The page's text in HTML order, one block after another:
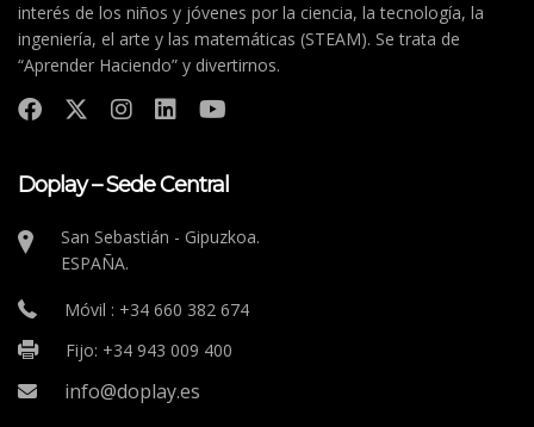
interés de los niños y jóvenes por la ciencia, la tecnología, la
ingeniería, el arte y las matemáticas (STEAM). Se trata de
“Aprender Haciendo” y divertirnos.
Doplay – Sede Central
San Sebastián - Gipuzkoa.
ESPAÑA.
Móvil : +34 660 382 674
Fijo: +34 943 009 400
info@doplay.es